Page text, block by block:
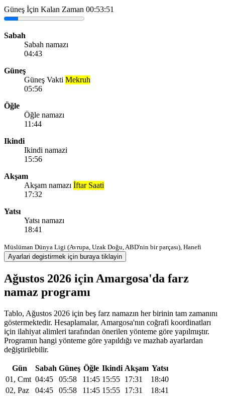
Güneş İçin Kalan Zaman 00:53:51
Sabah
Sabah namazı
04:43
Güneş
Güneş Vakti Mekruh
05:56
Öğle
Öğle namazı
11:44
Ikindi
Ikindi namazi
15:56
Akşam
Akşam namazı İftar Saati
17:32
Yatsı
Yatsı namazı
18:41
Müslüman Dünya Ligi (Avrupa, Uzak Doğu, ABD'nin bir parçası), Hanefi
Ayarlari degistirmek için buraya tiklayin
Ağustos 2026 için Amargosa'da farz
namaz programı
Tablo, Ağustos 2026 için beş farz namazın her birinin tam zamanını
göstermektedir. Hesaplamalar, Amargosa'nın coğrafi koordinatları
için ilahiyat alimleri tarafından önerilen yönteme göre yapılmıştır.
Programın hangi yönteme göre yapıldığı ve mazhab ayarlardan
değiştirilebilir.
Gün Sabah Güneş Öğle Ikindi Akşam Yatsı
01, Cmt 04:45 05:58 11:45 15:55 17:31
18:40
02, Paz
04:45 05:58 11:45 15:55 17:31
18:41